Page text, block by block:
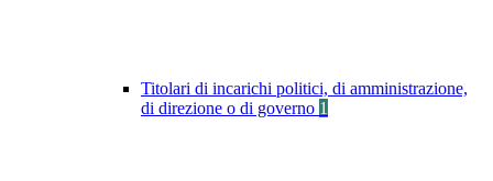
Titolari di incarichi politici, di amministrazione,
di direzione o di governo 1